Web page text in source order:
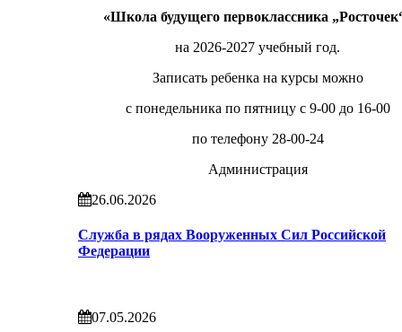
«Школа будущего первоклассника
на 2026-2027 учебный год.
Записать ребенка на курсы можно
с понедельника по пятницу с 9-00 до 16-00
по телефону 28-00-24
Администрация
26.06.2026
Служба в рядах Вооруженных Сил Российской
Федерации
07.05.2026